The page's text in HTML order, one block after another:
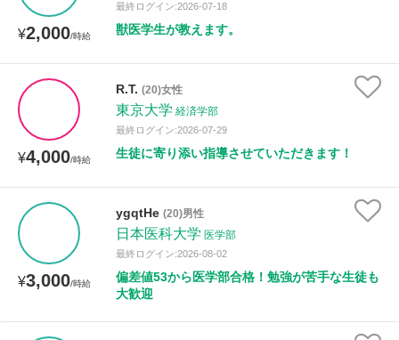
¥2,000/時給
最終ログイン:2026-07-18
獣医学生が教えます。
¥4,000/時給
R.T. (20)女性
東京大学 経済学部
最終ログイン:2026-07-29
生徒に寄り添い指導させていただきます！
¥3,000/時給
ygqtHe (20)男性
日本医科大学 医学部
最終ログイン:2026-08-02
偏差値53から医学部合格！勉強が苦手な生徒も
大歓迎